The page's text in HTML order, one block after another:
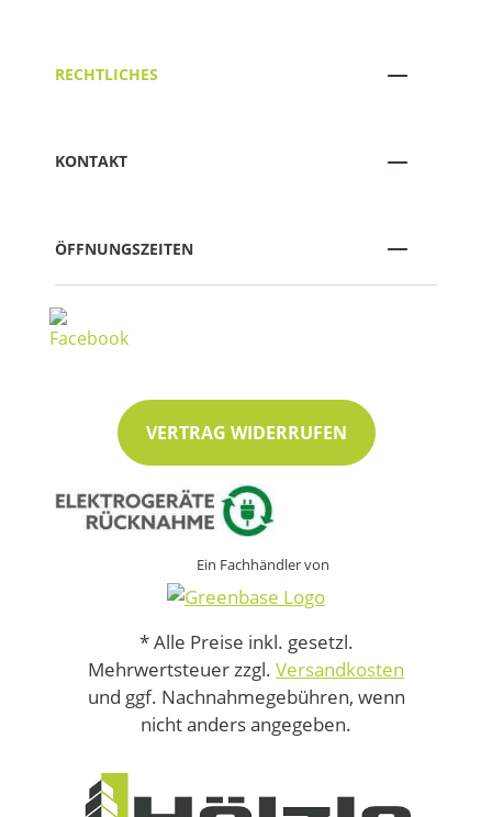
RECHTLICHES
KONTAKT
ÖFFNUNGSZEITEN
VERTRAG WIDERRUFEN
Ein Fachhändler von
* Alle Preise inkl. gesetzl.
Mehrwertsteuer zzgl. Versandkosten
und ggf. Nachnahmegebühren, wenn
nicht anders angegeben.